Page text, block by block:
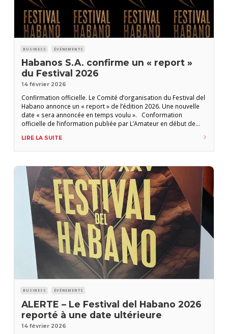
BUSINESS ÉVÉNEMENTS
Habanos S.A. confirme un « report »
du Festival 2026
14 février 2026
Confirmation officielle. Le Comité d’organisation du Festival del
Habano annonce un « report » de l’édition 2026. Une nouvelle
date « sera annoncée en temps voulu ». Conformation
officielle de l’information publiée par L’Amateur en début de
au 27 février est reporté « afin de préserver le haut niveau
LIRE LA SUITE
BUSINESS ÉVÉNEMENTS
ALERTE – Le Festival del Habano 2026
reporté à une date ultérieure
14 février 2026